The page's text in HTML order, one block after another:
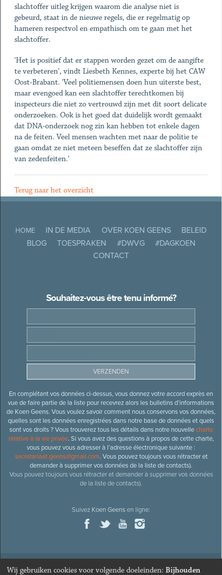
slachtoffer uitleg krijgen waarom die analyse niet is
gebeurd, staat in de nieuwe regels, die er regelmatig op
hameren respectvol en empathisch om te gaan met het
slachtoffer.
'Het is positief dat er stappen worden gezet om de aangifte
te verbeteren', vindt Liesbeth Kennes, experte bij het CAW
Oost-Brabant. 'Veel politiemensen doen hun uiterste best,
maar evengoed kan een slachtoffer terechtkomen bij
inspecteurs die niet zo vertrouwd zijn met dit soort delicate
onderzoeken. Ook is het goed dat duidelijk wordt gemaakt
dat DNA-onderzoek nog zin kan hebben tot enkele dagen
na de feiten. Veel mensen wachten met naar de politie te
gaan omdat ze niet meteen beseffen dat ze slachtoffer zijn
van zedenfeiten.'
Terug naar het overzicht
HOME IN DE MEDIA OVER KOEN GEENS
BELEID
BLOG
TOESPRAKEN #DWVG
#DAGKOEN
CONTACT
Souhaitez-vous être tenu informé?
En complétant vos données ci-dessus, vous donnez votre accord exprès en
vue de faire partie de la liste pour recevrez alors les bulletins d’informations
de Koen Geens. Vous voulez savoir comment nous conservons vos données,
quelles sont les données enregistrées dans notre base de données et quels
sont vos droits ? Vous trouverez tous les détails dans notre nouvellecharte
relative à la vie privée. Si vous avez des questions à propos de cette charte,
vous pouvez vous adresser à l’adresse électronique suivante :
secretariaat.geens@gmail.com. Vous pouvez toujours vous rétracter et
demander à supprimer vos données de la liste de contacts).
Vous pouvez toujours vous rétracter et demander à supprimer vos données
de la liste de contacts).
Suivez Koen Geensen ligne:
Wij gebruiken cookies voor volgende doeleinden: Bijhouden